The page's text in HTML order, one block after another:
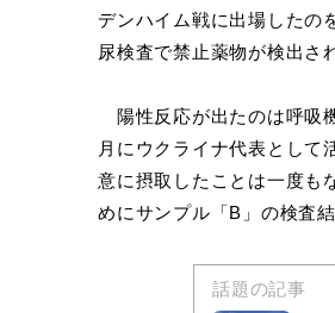
デンハイム戦に出場したの
尿検査で禁止薬物が検出さ
陽性反応が出たのは呼吸
月にウクライナ代表として
意に摂取したことは一度も
めにサンプル「B」の検査
話題の記事